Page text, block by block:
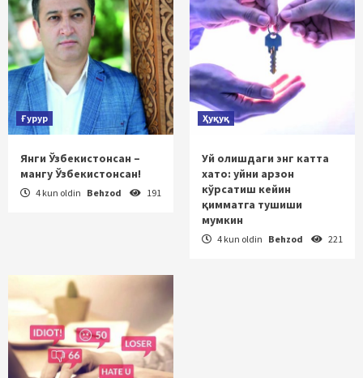
Ғурур
Янги Ўзбекистонсан –
мангу Ўзбекистонсан!
4 kun oldin Behzod 191
Ҳуқуқ
Уй олишдаги энг катта
хато: уйни арзон
кўрсатиш кейин
қимматга тушиши
мумкин
4 kun oldin Behzod 221